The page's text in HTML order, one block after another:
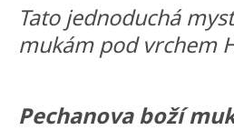
Tato jednoduchá
mukám pod vrchem
Pechanova boží